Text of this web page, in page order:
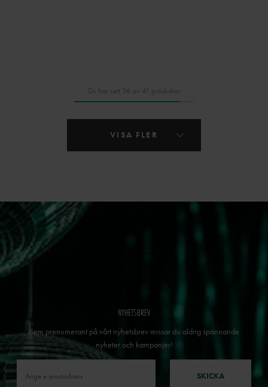
Du har sett 36 av 41 produkter
VISA FLER
NYHETSBREV
Som prenumerant på vårt nyhetsbrev missar du aldrig spännande
nyheter och kampanjer!
SKICKA